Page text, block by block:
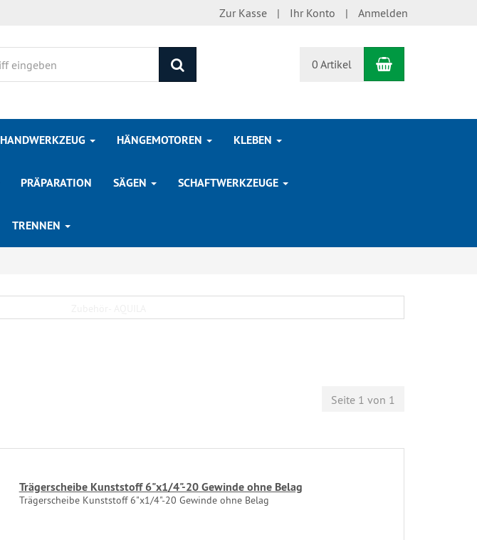
Zur Kasse Ihr Konto Anmelden
0 Artikel Warenkorb
HANDWERKZEUG HÄNGEMOTOREN KLEBEN
PRÄPARATION SÄGEN SCHAFTWERKZEUGE
TRENNEN
Seite 1 von 1
Trägerscheibe Kunststoff 6"x1/4"-20 Gewinde ohne Belag
Trägerscheibe Kunststoff 6"x1/4"-20 Gewinde ohne Belag